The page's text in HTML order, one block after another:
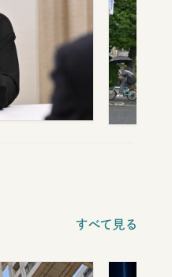
すべて見る